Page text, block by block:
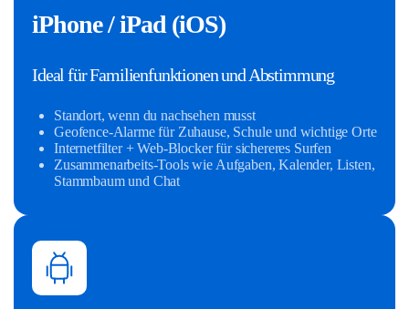
iPhone / iPad (iOS)
Ideal für Familienfunktionen und Abstimmung
Standort, wenn du nachsehen musst
Geofence-Alarme für Zuhause, Schule und wichtige Orte
Internetfilter + Web-Blocker für sichereres Surfen
Zusammenarbeits-Tools wie Aufgaben, Kalender, Listen,
Stammbaum und Chat